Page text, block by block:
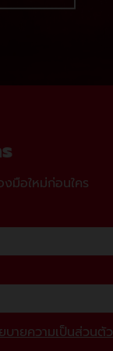
งมือใหม่ก่อนใคร
บายความเป็นส่วนตัว